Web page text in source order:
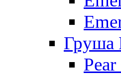
Груша